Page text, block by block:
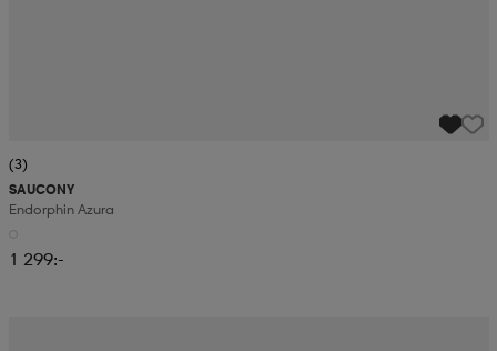
(3)
SAUCONY
Endorphin Azura
1 299:-